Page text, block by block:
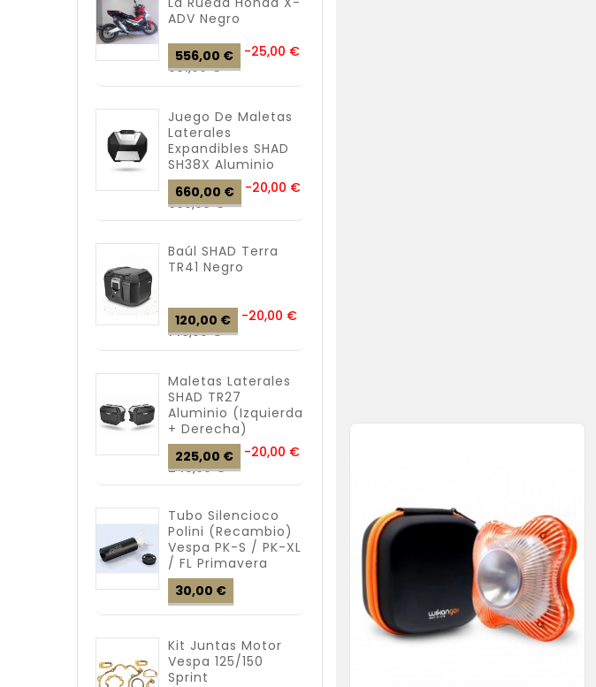
ADV Negro
556,00 €
Precio
-25,00 €
581,00 €Precio
Juego De Maletas
Laterales
Expandibles SHAD
SH38X Aluminio
660,00 €
Precio
-20,00 €
680,00 €Precio
Baúl SHAD Terra
TR41 Negro
120,00 €
Precio
-20,00 €
140,00 €Precio
Maletas Laterales
SHAD TR27
Aluminio (izquierda
+ Derecha)
225,00 €
Precio
-20,00 €
245,00 €Precio
Tubo Silencioco
Polini (recambio)
Vespa PK-S / PK-XL
/ FL Primavera
30,00 €
Kit Juntas Motor
Vespa 125/150
Sprint